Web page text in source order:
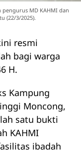
MD KAHMI dan
(22/3/2025).
resmi
bagi warga
H.
Kampung
Moncong,
satu bukti
KAHMI
ibadah